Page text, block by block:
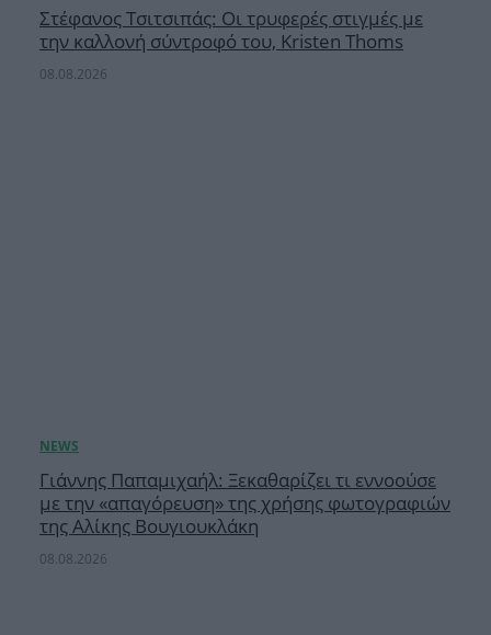
Στέφανος Τσιτσιπάς: Οι τρυφερές στιγμές με
την καλλονή σύντροφό του, Kristen Thoms
08.08.2026
Γιάννης Παπαμιχαήλ: Ξεκαθαρίζει τι εννοούσε
με την «απαγόρευση» της χρήσης φωτογραφιών
της Αλίκης Βουγιουκλάκη
08.08.2026